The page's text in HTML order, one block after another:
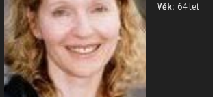
Věk: 64 let